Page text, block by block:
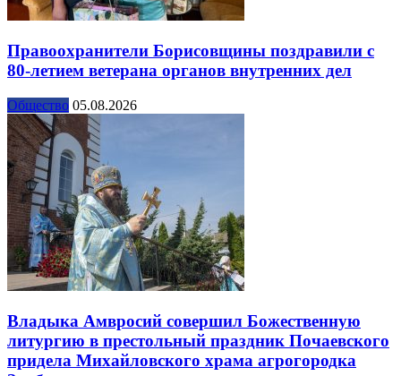
Правоохранители Борисовщины поздравили с
80-летием ветерана органов внутренних дел
Общество 05.08.2026
Владыка Амвросий совершил Божественную
литургию в престольный праздник Почаевского
придела Михайловского храма агрогородка